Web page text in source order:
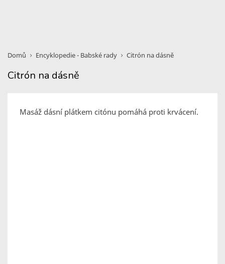
Domů Encyklopedie - Babské rady Citrón na dásně
Citrón na dásně
Masáž dásní plátkem citónu pomáhá proti krvácení.